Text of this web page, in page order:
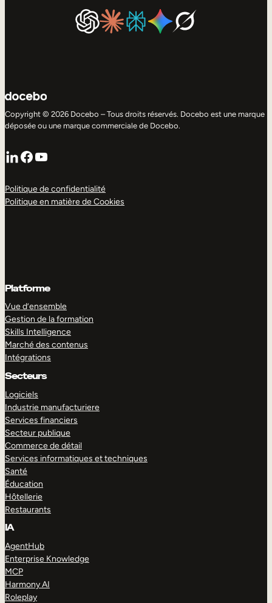
Copyright © 2026 Docebo – Tous droits réservés. Docebo est une marque
déposée ou une marque commerciale de Docebo.
LinkedIn
Facebook
YouTube
Politique de confidentialité
Politique en matière de Cookies
Platforme
Vue d’ensemble
Gestion de la formation
Skills Intelligence
Marché des contenus
Intégrations
Secteurs
Logiciels
Industrie manufacturiere
Services financiers
Secteur publique
Commerce de détail
Services informatiques et techniques
Santé
Éducation
Hôtellerie
Restaurants
IA
AgentHub
Enterprise Knowledge
MCP
Harmony AI
Roleplay